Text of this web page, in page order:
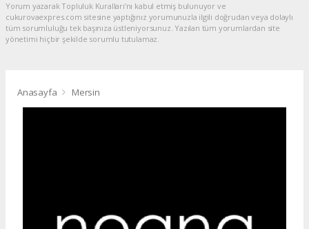
Yorum yazarak Topluluk Kuralları’nı kabul etmiş bulunuyor ve
cukurovaexpres.com sitesine yaptığınız yorumunuzla ilgili doğrudan veya dolaylı
tüm sorumluluğu tek başınıza üstleniyorsunuz. Yazılan tüm yorumlardan site
yönetimi hiçbir şekilde sorumlu tutulamaz.
Anasayfa Mersin